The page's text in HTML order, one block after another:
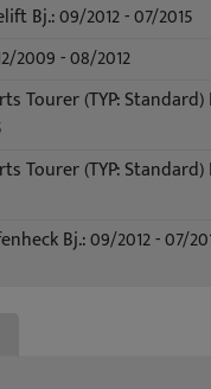
Bj.: 09/2012 - 07/2015
2009 - 08/2012
Tourer (TYP:
Tourer (TYP: Standard)
Bj.: 09/2012 - 07/